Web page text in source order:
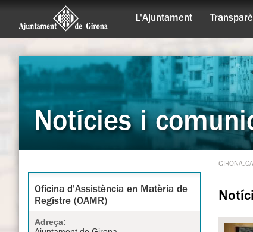
L'Ajuntament
Notícies i
Oficina d'Assistència en Matèria de
Registre (OAMR)
Adreça: